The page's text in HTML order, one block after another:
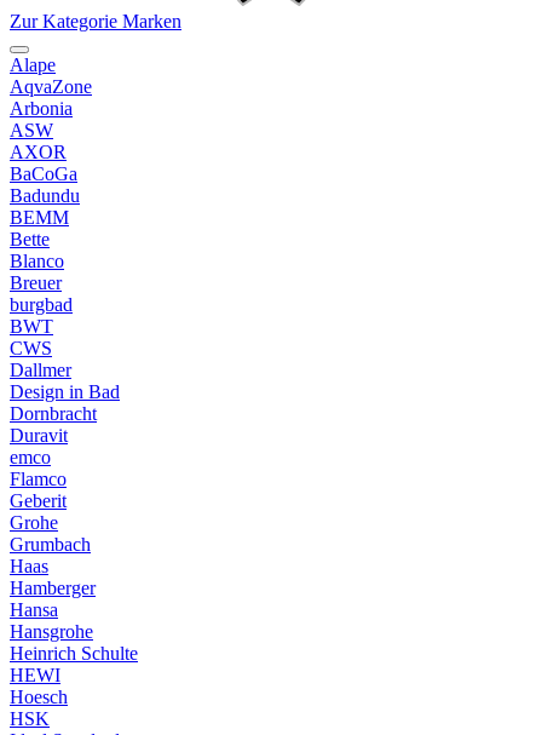
Zur Kategorie Marken
Alape
AqvaZone
Arbonia
ASW
AXOR
BaCoGa
Badundu
BEMM
Bette
Blanco
Breuer
burgbad
BWT
CWS
Dallmer
Design in Bad
Dornbracht
Duravit
emco
Flamco
Geberit
Grohe
Grumbach
Haas
Hamberger
Hansa
Hansgrohe
Heinrich Schulte
HEWI
Hoesch
HSK